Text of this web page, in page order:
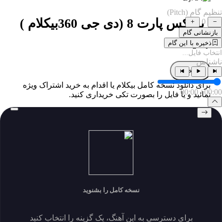
ریمیکس پارت 8 (دی جی 360بیکلام )
جدید
پخش
برای دانلود نسخه کامل بیکلام یا اقدام به خرید اشتراک ویژه
نمائید و یا فایل را بصورت تکی خریداری کنید.
خرید فایل بصورت تکی
دانلودها 2
تنظیم گام (Pitch)
0
بازنشانی گام
ذخیره با این گام
انتخاب فایل...
ناشناس
00:00
/
00:00
نسخه کامل را بشنوید
برای دسترسی به این آهنگ، یک گزینه را انتخاب کنید